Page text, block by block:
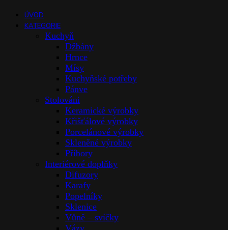
ÚVOD
KATEGORIE
Kuchyň
Džbány
Hrnce
Mísy
Kuchyňské potřeby
Pánve
Stolováni
Keramické výrobky
Křišťálové výrobky
Porcelánové výrobky
Skleněné výrobky
Příbory
Interiérové doplňky
Difuzory
Karafy
Popelníky
Sklenice
Vůně – svíčky
Vázy